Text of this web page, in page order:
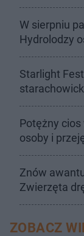
W sierpniu
Hydrolodzy
Starlight
Potężny
osoby i
Znów
Zwierzęta
ZOBACZ